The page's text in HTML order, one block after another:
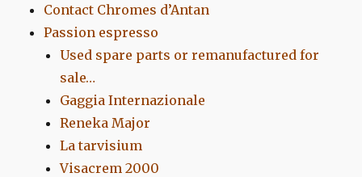
Contact Chromes d’Antan
Passion espresso
Used spare parts or remanufactured for
sale…
Gaggia Internazionale
Reneka Major
La tarvisium
Visacrem 2000